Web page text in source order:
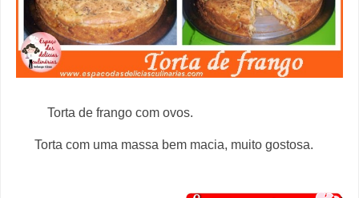
Torta de frango com ovos.
Torta com uma massa bem macia, muito gostosa.